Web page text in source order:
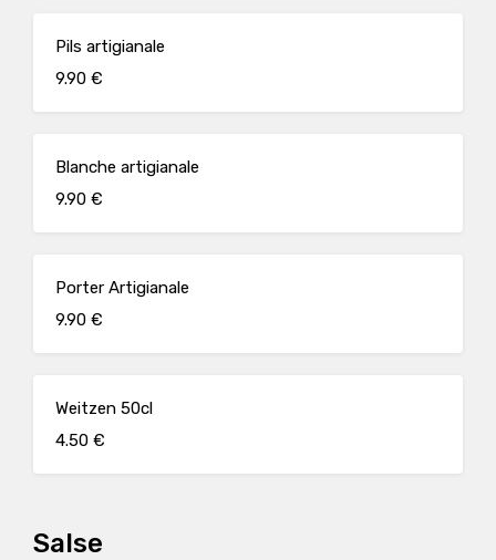
Pils artigianale
9.90 €
Blanche artigianale
9.90 €
Porter Artigianale
9.90 €
Weitzen 50cl
4.50 €
Salse